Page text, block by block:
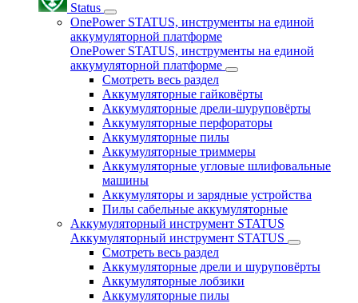
Status
OnePower STATUS, инструменты на единой
аккумуляторной платформе
OnePower STATUS, инструменты на единой
аккумуляторной платформе
Смотреть весь раздел
Аккумуляторные гайковёрты
Аккумуляторные дрели-шуруповёрты
Аккумуляторные перфораторы
Аккумуляторные пилы
Аккумуляторные триммеры
Аккумуляторные угловые шлифовальные
машины
Аккумуляторы и зарядные устройства
Пилы сабельные аккумуляторные
Аккумуляторный инструмент STATUS
Аккумуляторный инструмент STATUS
Смотреть весь раздел
Аккумуляторные дрели и шуруповёрты
Аккумуляторные лобзики
Аккумуляторные пилы